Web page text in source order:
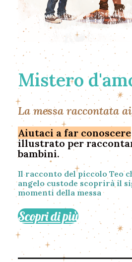
Mistero
La messa raccontata
Aiutaci a far conoscere
illustrato per
bambini.
Il racconto del piccolo Teo
angelo custode scoprirà il
momenti della messa
Scopri di più
Mistero